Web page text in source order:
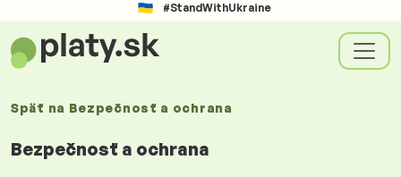
#StandWithUkraine
Späť na Bezpečnosť a ochrana
Bezpečnosť a ochrana